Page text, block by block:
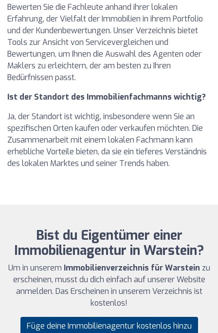
Bewerten Sie die Fachleute anhand ihrer lokalen
Erfahrung, der Vielfalt der Immobilien in ihrem Portfolio
und der Kundenbewertungen. Unser Verzeichnis bietet
Tools zur Ansicht von Servicevergleichen und
Bewertungen, um Ihnen die Auswahl des Agenten oder
Maklers zu erleichtern, der am besten zu Ihren
Bedürfnissen passt.
Ist der Standort des Immobilienfachmanns wichtig?
Ja, der Standort ist wichtig, insbesondere wenn Sie an
spezifischen Orten kaufen oder verkaufen möchten. Die
Zusammenarbeit mit einem lokalen Fachmann kann
erhebliche Vorteile bieten, da sie ein tieferes Verständnis
des lokalen Marktes und seiner Trends haben.
Bist du Eigentümer einer
Immobilienagentur in Warstein?
Um in unserem Immobilienverzeichnis für Warstein zu
erscheinen, musst du dich einfach auf unserer Website
anmelden. Das Erscheinen in unserem Verzeichnis ist
kostenlos!
Füge deine Immobilienagentur kostenlos hinzu